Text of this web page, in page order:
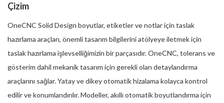
Çizim
OneCNC Solid Design boyutlar, etiketler ve notlar için taslak
hazırlama araçları, önemli tasarım bilgilerini atölyeye iletmek için
taslak hazırlama işlevselliğimizin bir parçasıdır. OneCNC, tolerans ve
gösterim dahil mekanik tasarım için gerekli olan detaylandırma
araçlarını sağlar. Yatay ve dikey otomatik hizalama kolayca kontrol
edilir ve konumlandırılır. Modeller, akıllı otomatik boyutlandırma için